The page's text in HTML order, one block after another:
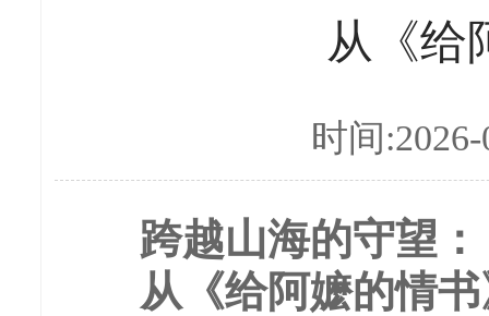
从《给
时间
跨越山海的守望：
从《给阿嬷的情书